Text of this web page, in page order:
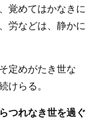
覚めてはかなきに
労などは、静かに
定めがたき世な
けらる。
つれなき世を過ぐ